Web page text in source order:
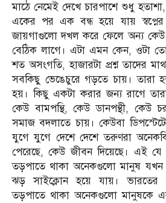
মাঠে নেমেই দেখে চারপাশে শুধু
একের পর এক বন্ধ হয়ে যায়
জায়গাগুলো দখল করে ফেলে অন্য
বেঠিক লাগে। এটা এমন কেন, ওটা
শত অসংগতি, হাজারটা প্রশ্ন তাদের
সবকিছু ভেঙেচুরে গড়তে চায়। তারা
হয়। কিছু একটা করার জন্য রাগে
কেউ বামপন্থি, কেউ ডানপন্থী, কেউ
সমাজ বদলাতে চায়। কেউবা
যুগে যুগে দেশে দেশে তরুণরা
পেরেছে, কেউ জীবন দিয়েছে। এই
তড়পাতে থাকা অনেকগুলো মানুষ
ঝড় সাইক্লোন হয়ে যায়।
তড়পাতে থাকা অনেকগুলো মানুষকে